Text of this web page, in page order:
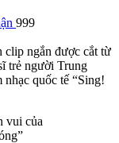
999
clip ngắn được cắt từ
trẻ người Trung
quốc tế “Sing!